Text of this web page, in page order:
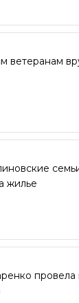
ветеранам
жилье
провела